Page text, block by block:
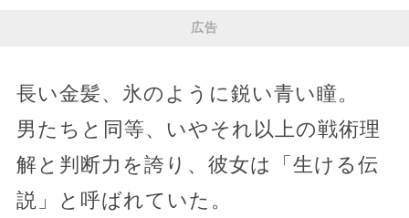
広告
長い金髪、氷のように鋭い青い瞳。
男たちと同等、いやそれ以上の戦術理
解と判断力を誇り、彼女は「生ける伝
説」と呼ばれていた。